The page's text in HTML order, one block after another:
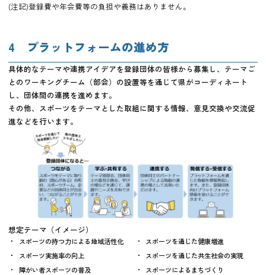
(注記)登録費や年会費等の負担や義務はありません。
4 プラットフォームの進め方
具体的なテーマや連携アイデアを登録団体の皆様から募集し、テーマご
とのワーキングチーム（部会）の設置等を通じて県がコーディネート
し、団体間の連携を進めます。
その他、スポーツをテーマとした取組に関する情報、意見交換や交流促
進などを行います。
想定テーマ（イメージ）
スポーツの持つ力による地域活性化
スポーツを通じた健康増進
スポーツ実施率の向上
スポーツを通じた共生社会の実現
障がい者スポーツの普及
スポーツによるまちづくり